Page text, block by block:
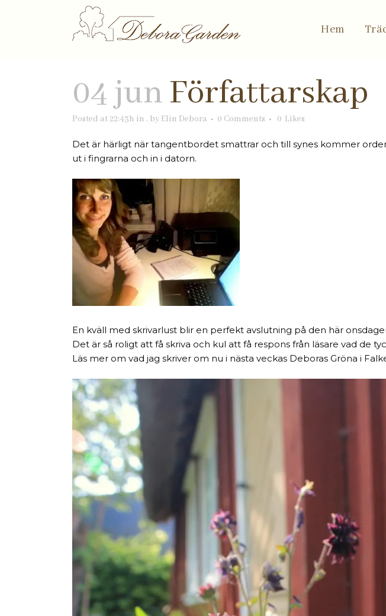
Hem
04 jun Författarskap
Posted at 22:43h in . by Elin Debora 0 Comments 0 Likes
Det är härligt när tangentbordet smattrar och till synes kommer
ut i fingrarna och in i datorn.
En kväll med skrivarlust blir en perfekt avslutning på den här
Det är så roligt att få skriva och kul att få respons från läsare vad de
Läs mer om vad jag skriver om nu i nästa veckas Deboras Gröna i